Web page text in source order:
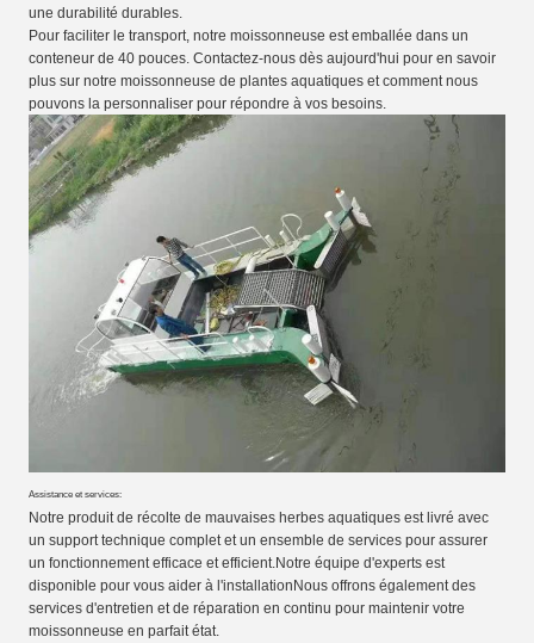
une durabilité durables.
Pour faciliter le transport, notre moissonneuse est emballée dans un
conteneur de 40 pouces. Contactez-nous dès aujourd'hui pour en savoir
plus sur notre moissonneuse de plantes aquatiques et comment nous
pouvons la personnaliser pour répondre à vos besoins.
Assistance et services:
Notre produit de récolte de mauvaises herbes aquatiques est livré avec
un support technique complet et un ensemble de services pour assurer
un fonctionnement efficace et efficient.Notre équipe d'experts est
disponible pour vous aider à l'installationNous offrons également des
services d'entretien et de réparation en continu pour maintenir votre
moissonneuse en parfait état.